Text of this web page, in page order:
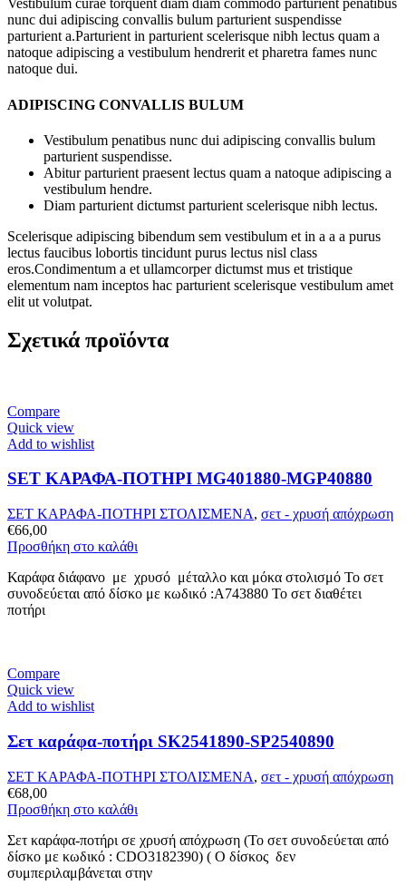
Vestibulum curae torquent diam diam commodo parturient penatibus
nunc dui adipiscing convallis bulum parturient suspendisse
parturient a.Parturient in parturient scelerisque nibh lectus quam a
natoque adipiscing a vestibulum hendrerit et pharetra fames nunc
natoque dui.
ADIPISCING CONVALLIS BULUM
Vestibulum penatibus nunc dui adipiscing convallis bulum
parturient suspendisse.
Abitur parturient praesent lectus quam a natoque adipiscing a
vestibulum hendre.
Diam parturient dictumst parturient scelerisque nibh lectus.
Scelerisque adipiscing bibendum sem vestibulum et in a a a purus
lectus faucibus lobortis tincidunt purus lectus nisl class
eros.Condimentum a et ullamcorper dictumst mus et tristique
elementum nam inceptos hac parturient scelerisque vestibulum amet
elit ut volutpat.
Σχετικά προϊόντα
Compare
Quick view
Add to wishlist
SET ΚΑΡΑΦΑ-ΠΟΤΗΡΙ MG401880-MGP40880
ΣΕΤ ΚΑΡΑΦΑ-ΠΟΤΗΡΙ ΣΤΟΛΙΣΜΕΝΑ, σετ - χρυσή απόχρωση
€66,00
Προσθήκη στο καλάθι
Καράφα διάφανο με χρυσό μέταλλο και μόκα στολισμό Το σετ
συνοδεύεται από δίσκο με κωδικό :A743880 Το σετ διαθέτει
ποτήρι
Compare
Quick view
Add to wishlist
Σετ καράφα-ποτήρι SK2541890-SP2540890
ΣΕΤ ΚΑΡΑΦΑ-ΠΟΤΗΡΙ ΣΤΟΛΙΣΜΕΝΑ, σετ - χρυσή απόχρωση
€68,00
Προσθήκη στο καλάθι
Σετ καράφα-ποτήρι σε χρυσή απόχρωση (Το σετ συνοδεύεται από
δίσκο με κωδικό : CDO3182390) ( Ο δίσκος δεν
συμπεριλαμβάνεται στην